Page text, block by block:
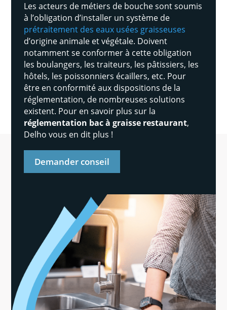
Les acteurs de métiers de bouche sont soumis
à l’obligation d’installer un système de
prétraitement des eaux usées graisseuses
d’origine animale et végétale. Doivent
notamment se conformer à cette obligation
les boulangers, les traiteurs, les pâtissiers, les
hôtels, les poissonniers écaillers, etc. Pour
être en conformité aux dispositions de la
réglementation, de nombreuses solutions
existent. Pour en savoir plus sur la
réglementation bac à graisse restaurant,
Delho vous en dit plus !
Demander conseil